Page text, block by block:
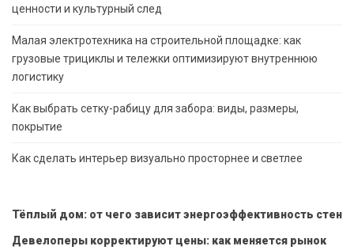
ценности и культурный след
Малая электротехника на строительной площадке: как
грузовые трициклы и тележки оптимизируют внутреннюю
логистику
Как выбрать сетку-рабицу для забора: виды, размеры,
покрытие
Как сделать интерьер визуально просторнее и светлее
Тёплый дом: от чего зависит энергоэффективность стен
Девелоперы корректируют цены: как меняется рынок